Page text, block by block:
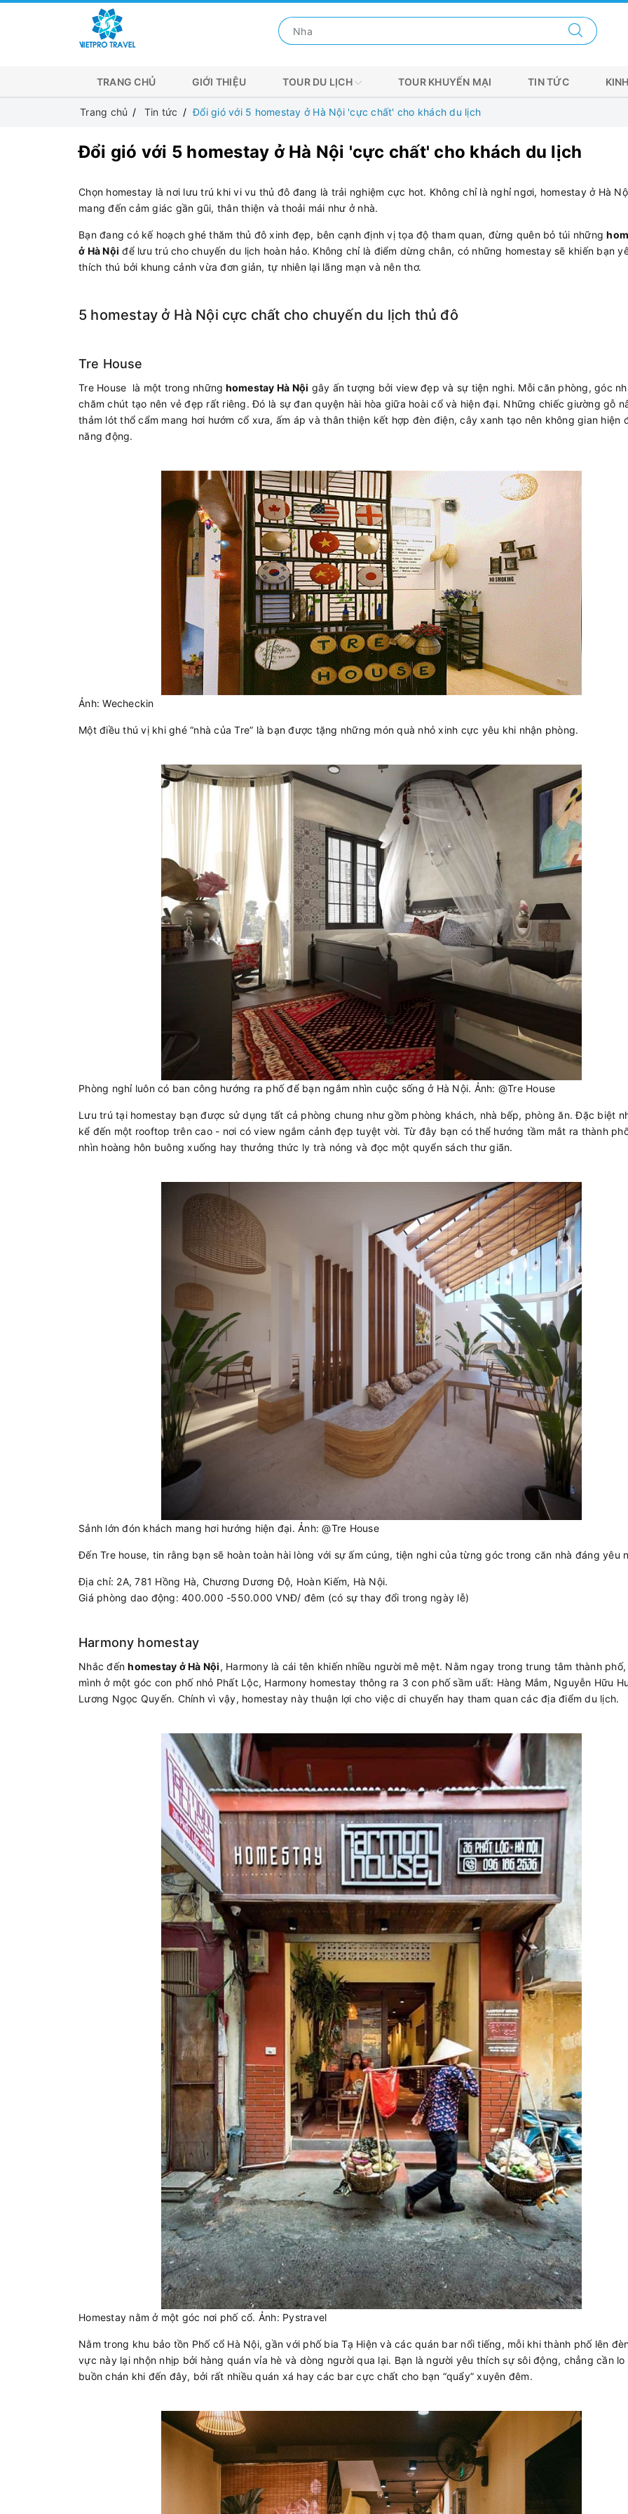
TRANG CHỦ GIỚI THIỆU TOUR DU LỊCH TOUR KHUYẾN MẠI TIN TỨC
Trang chủ Tin tức Đổi gió với 5 homestay ở Hà Nội 'cực chất' cho khách du lịch
Đổi gió với 5 homestay ở Hà Nội 'cực chất' cho khách du lịch
Chọn homestay là nơi lưu trú khi vi vu thủ đô đang là trải nghiệm cực hot. Không chỉ là nghỉ ngơi, homestay ở Hà
mang đến cảm giác gần gũi, thân thiện và thoải mái như ở nhà.
Bạn đang có kế hoạch ghé thăm thủ đô xinh đẹp, bên cạnh định vị tọa độ tham quan, đừng quên bỏ túi những
ở Hà Nội để lưu trú cho chuyến du lịch hoàn hảo. Không chỉ là điểm dừng chân, có những homestay sẽ khiến bạn
thích thú bởi khung cảnh vừa đơn giản, tự nhiên lại lãng mạn và nên thơ.
5 homestay ở Hà Nội cực chất cho chuyến du lịch thủ đô
Tre House
Tre House là một trong những homestay Hà Nội gây ấn tượng bởi view đẹp và sự tiện nghi. Mỗi căn phòng, góc
chăm chút tạo nên vẻ đẹp rất riêng. Đó là sự đan quyện hài hòa giữa hoài cổ và hiện đại. Những chiếc giường gỗ
thảm lót thổ cẩm mang hơi hướm cổ xưa, ấm áp và thân thiện kết hợp đèn điện, cây xanh tạo nên không gian hiện
năng động.
Ảnh: Wecheckin
Một điều thú vị khi ghé “nhà của Tre” là bạn được tặng những món quà nhỏ xinh cực yêu khi nhận phòng.
Phòng nghỉ luôn có ban công hướng ra phố để bạn ngắm nhìn cuộc sống ở Hà Nội. Ảnh: @Tre House
Lưu trú tại homestay bạn được sử dụng tất cả phòng chung như gồm phòng khách, nhà bếp, phòng ăn. Đặc biệt
kể đến một rooftop trên cao - nơi có view ngắm cảnh đẹp tuyệt vời. Từ đây bạn có thể hướng tầm mắt ra thành
nhìn hoàng hôn buông xuống hay thưởng thức ly trà nóng và đọc một quyển sách thư giãn.
Sảnh lớn đón khách mang hơi hướng hiện đại. Ảnh: @Tre House
Đến Tre house, tin rằng bạn sẽ hoàn toàn hài lòng với sự ấm cúng, tiện nghi của từng góc trong căn nhà đáng yêu
Địa chỉ: 2A, 781 Hồng Hà, Chương Dương Độ, Hoàn Kiếm, Hà Nội.
Giá phòng dao động: 400.000 -550.000 VNĐ/ đêm (có sự thay đổi trong ngày lễ)
Harmony homestay
Nhắc đếnhomestay ở Hà Nội, Harmony là cái tên khiến nhiều người mê mệt. Nằm ngay trong trung tâm thành
mình ở một góc con phố nhỏ Phất Lộc, Harmony homestay thông ra 3 con phố sầm uất: Hàng Mắm, Nguyễn Hữu
Lương Ngọc Quyến. Chính vì vậy, homestay này thuận lợi cho việc di chuyển hay tham quan các địa điểm du lịch.
Homestay nằm ở một góc nơi phố cổ. Ảnh: Pystravel
Nằm trong khu bảo tồn Phố cổ Hà Nội, gần với phố bia Tạ Hiện và các quán bar nổi tiếng, mỗi khi thành phố lên
vực này lại nhộn nhịp bởi hàng quán vỉa hè và dòng người qua lại. Bạn là người yêu thích sự sôi động, chẳng cần lo
buồn chán khi đến đây, bởi rất nhiều quán xá hay các bar cực chất cho bạn “quẩy” xuyên đêm.